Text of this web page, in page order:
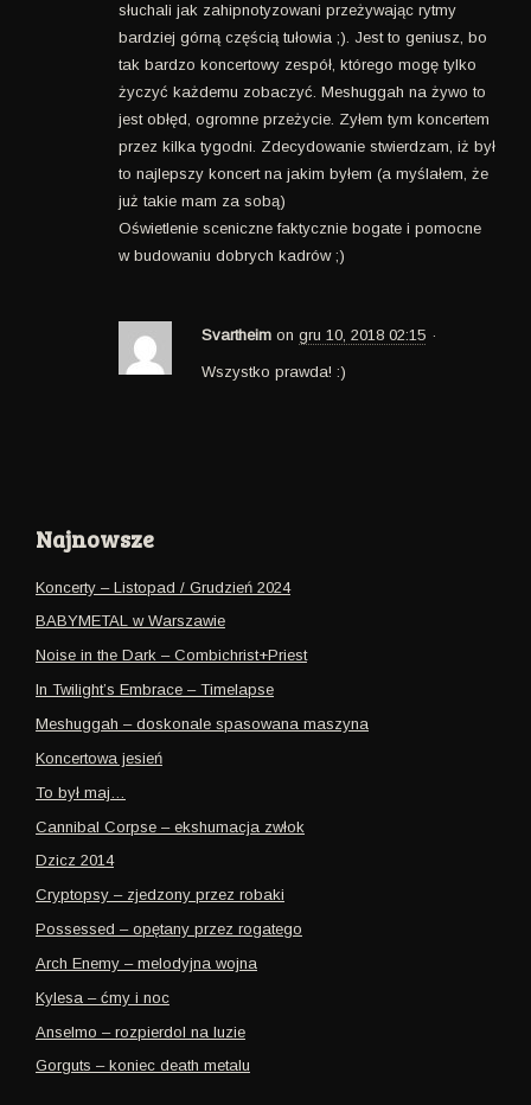
słuchali jak zahipnotyzowani przeżywając rytmy
bardziej górną częścią tułowia ;). Jest to geniusz, bo
tak bardzo koncertowy zespół, którego mogę tylko
życzyć każdemu zobaczyć. Meshuggah na żywo to
jest obłęd, ogromne przeżycie. Zyłem tym koncertem
przez kilka tygodni. Zdecydowanie stwierdzam, iż był
to najlepszy koncert na jakim byłem (a myślałem, że
już takie mam za sobą)
Oświetlenie sceniczne faktycznie bogate i pomocne
w budowaniu dobrych kadrów ;)
Svartheim on gru 10, 2018 02:15 ·
Wszystko prawda! :)
Najnowsze
Koncerty – Listopad / Grudzień 2024
BABYMETAL w Warszawie
Noise in the Dark – Combichrist+Priest
In Twilight’s Embrace – Timelapse
Meshuggah – doskonale spasowana maszyna
Koncertowa jesień
To był maj…
Cannibal Corpse – ekshumacja zwłok
Dzicz 2014
Cryptopsy – zjedzony przez robaki
Possessed – opętany przez rogatego
Arch Enemy – melodyjna wojna
Kylesa – ćmy i noc
Anselmo – rozpierdol na luzie
Gorguts – koniec death metalu